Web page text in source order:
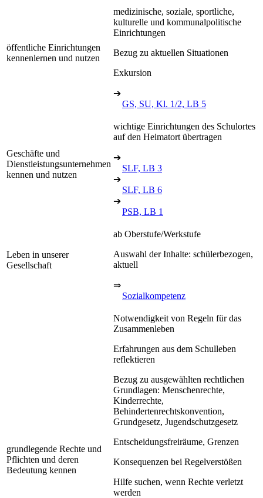
öffentliche Einrichtungen
kennenlernen und nutzen
medizinische, soziale, sportliche,
kulturelle und kommunalpolitische
Einrichtungen
Bezug zu aktuellen Situationen
Exkursion
➔
GS, SU, Kl. 1/2, LB 5
Geschäfte und
Dienstleistungsunternehmen
kennen und nutzen
wichtige Einrichtungen des Schulortes
auf den Heimatort übertragen
➔
SLF, LB 3
➔
SLF, LB 6
➔
PSB, LB 1
Leben in unserer
Gesellschaft
ab Oberstufe/Werkstufe
Auswahl der Inhalte: schülerbezogen,
aktuell
⇒
Sozialkompetenz
grundlegende Rechte und
Pflichten und deren
Bedeutung kennen
Notwendigkeit von Regeln für das
Zusammenleben
Erfahrungen aus dem Schulleben
reflektieren
Bezug zu ausgewählten rechtlichen
Grundlagen: Menschenrechte,
Kinderrechte,
Behindertenrechtskonvention,
Grundgesetz, Jugendschutzgesetz
Entscheidungsfreiräume, Grenzen
Konsequenzen bei Regelverstößen
Hilfe suchen, wenn Rechte verletzt
werden